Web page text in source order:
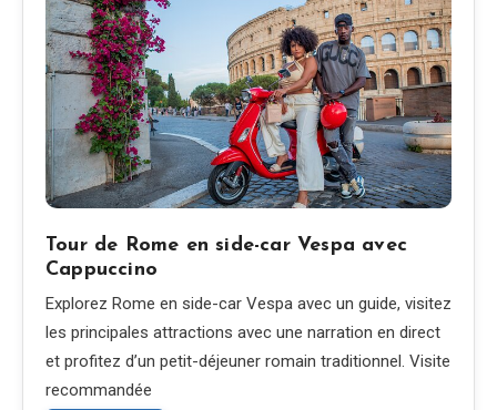
Tour de Rome en side-car Vespa avec
Cappuccino
Explorez Rome en side-car Vespa avec un guide, visitez
les principales attractions avec une narration en direct
et profitez d’un petit-déjeuner romain traditionnel. Visite
recommandée